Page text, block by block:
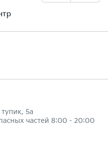
5а
частей 8:00 - 20:00